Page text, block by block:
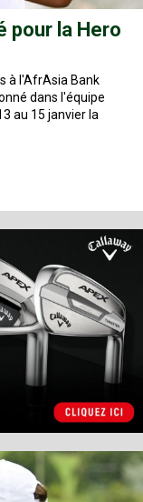
pour la Hero
à l'AfrAsia Bank
dans l'équipe
au 15 janvier la